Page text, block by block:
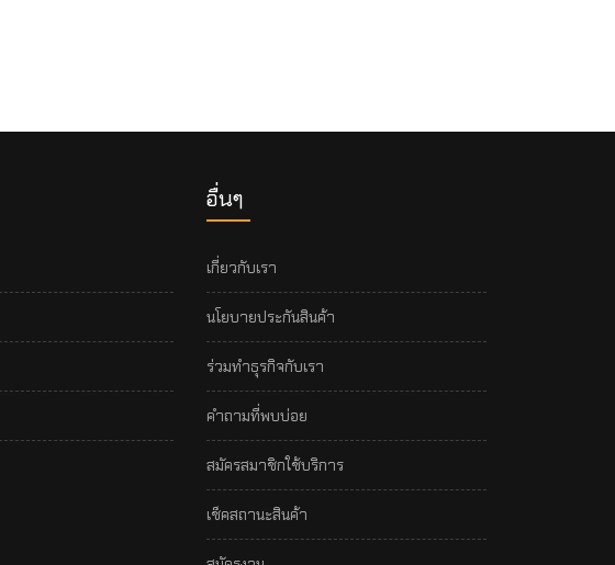
อื่นๆ
เกี่ยวกับเรา
นโยบายประกันสินค้า
ร่วมทำธุรกิจกับเรา
คำถามที่พบบ่อย
สมัครสมาชิกใช้บริการ
เช็คสถานะสินค้า